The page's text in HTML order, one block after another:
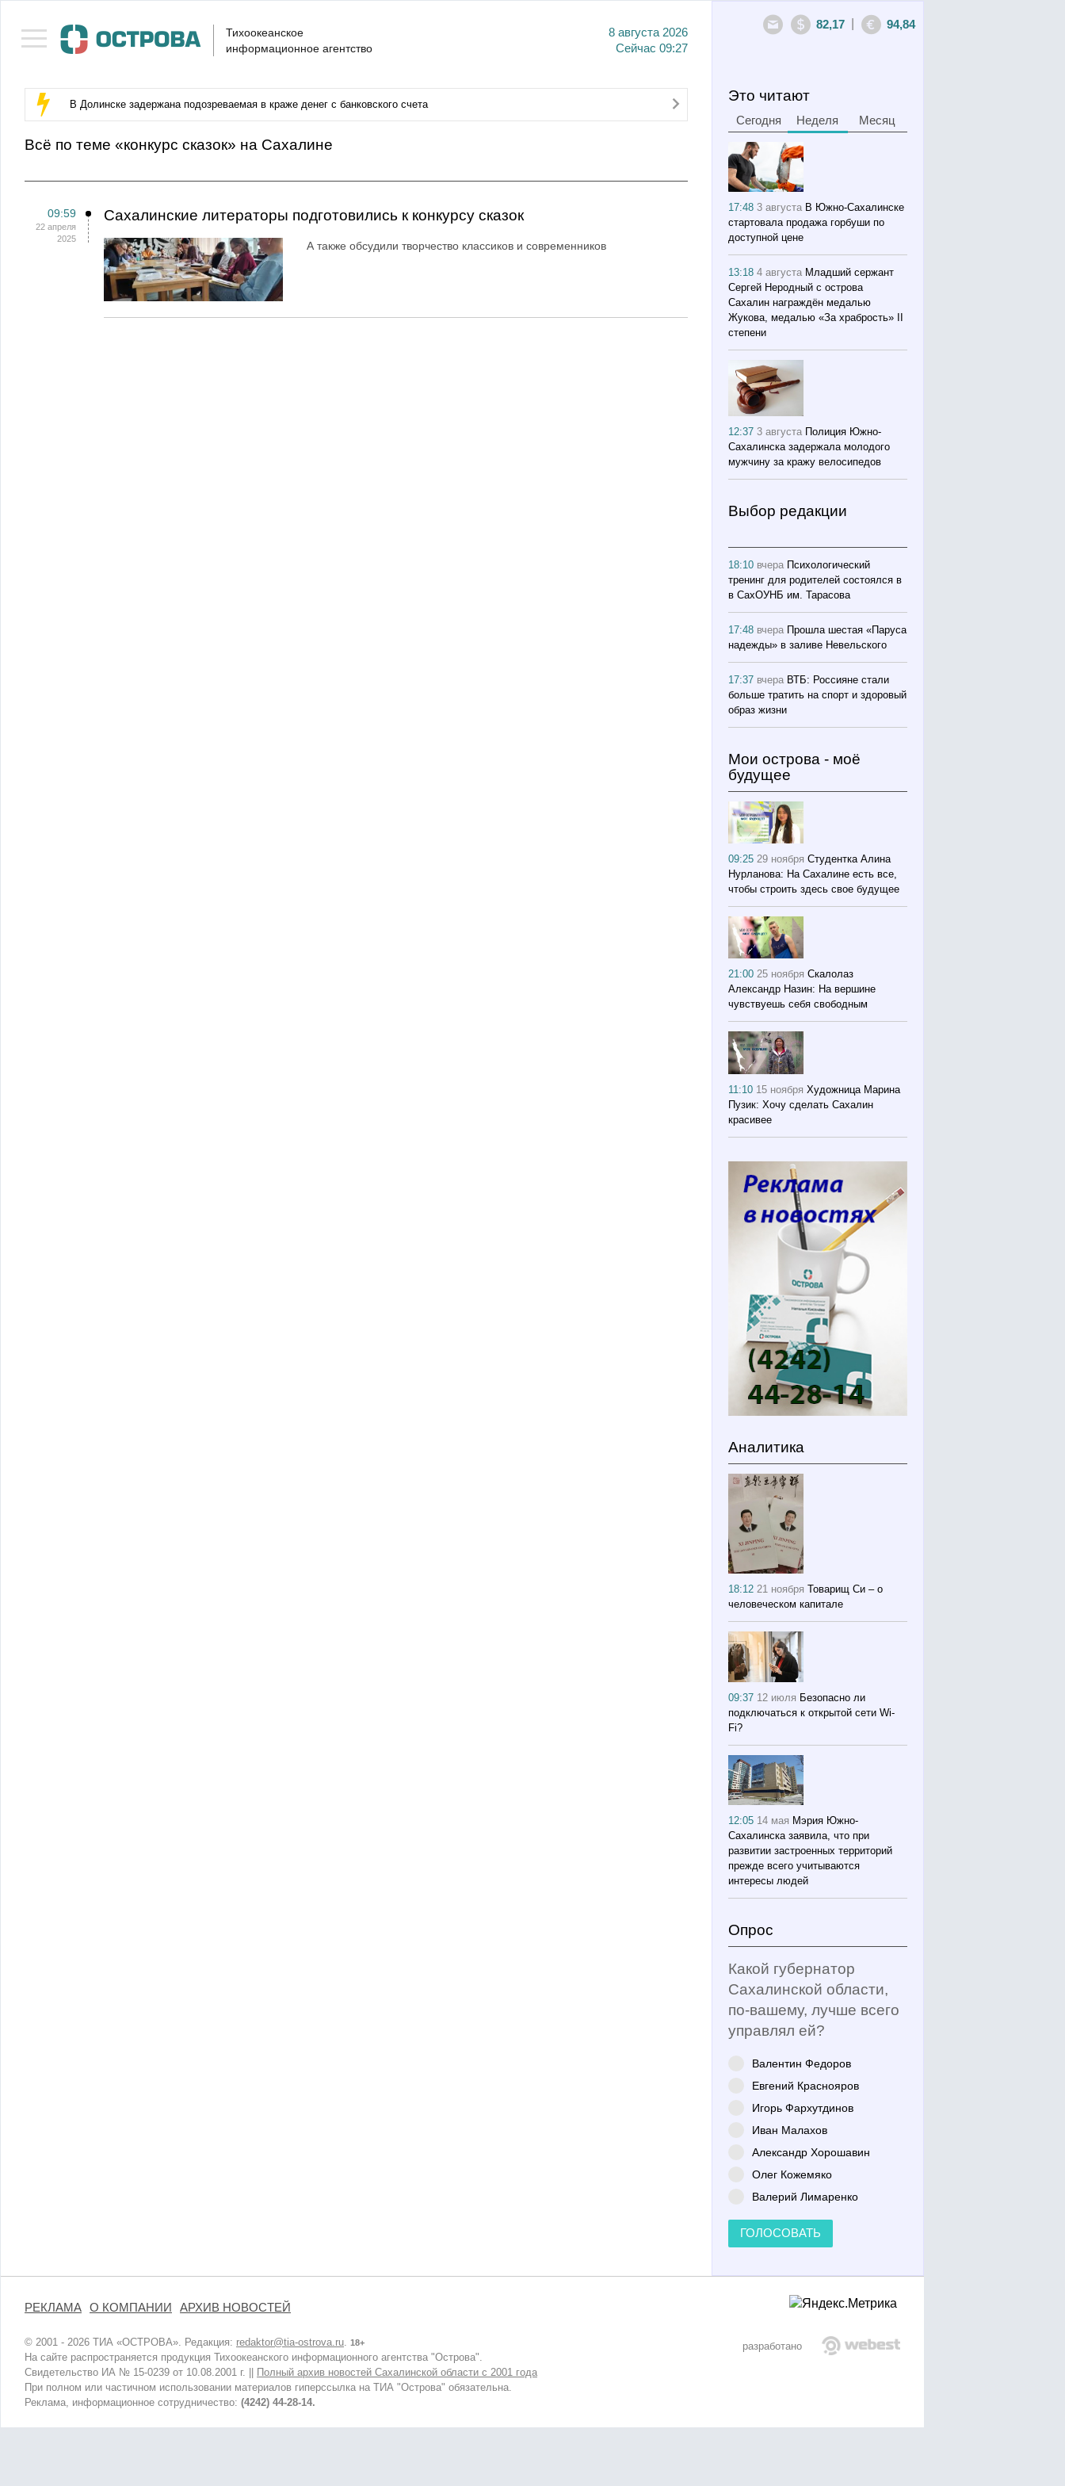
Тихоокеанское
информационное агентство
8 августа 2026
Сейчас 09:27
82,17 94,84
В Долинске задержана подозреваемая в краже денег с банковского счета
Всё по теме «конкурс сказок» на Сахалине
09:59
22 апреля
2025
Сахалинские литераторы подготовились к конкурсу сказок
А также обсудили творчество классиков и современников
Это читают
Сегодня Неделя Месяц
17:483 августа В Южно-Сахалинске
стартовала продажа горбуши по
доступной цене
13:184 августа Младший сержант
Сергей Неродный с острова
Сахалин награждён медалью
Жукова, медалью «За храбрость» II
степени
12:373 августа Полиция Южно-
Сахалинска задержала молодого
мужчину за кражу велосипедов
Выбор редакции
18:10 вчера Психологический
тренинг для родителей состоялся в
в СахОУНБ им. Тарасова
17:48 вчера Прошла шестая «Паруса
надежды» в заливе Невельского
17:37 вчера ВТБ: Россияне стали
больше тратить на спорт и здоровый
образ жизни
Мои острова - моё
будущее
09:2529 ноября Студентка Алина
Нурланова: На Сахалине есть все,
чтобы строить здесь свое будущее
21:0025 ноября Скалолаз
Александр Назин: На вершине
чувствуешь себя свободным
11:10 15 ноября Художница Марина
Пузик: Хочу сделать Сахалин
красивее
Аналитика
18:1221 ноября Товарищ Си – о
человеческом капитале
09:37 12 июля Безопасно ли
подключаться к открытой сети Wi-
Fi?
12:05 14 мая Мэрия Южно-
Сахалинска заявила, что при
развитии застроенных территорий
прежде всего учитываются
интересы людей
Опрос
Какой губернатор
Сахалинской области,
по-вашему, лучше всего
управлял ей?
Валентин Федоров
Евгений Краснояров
Игорь Фархутдинов
Иван Малахов
Александр Хорошавин
Олег Кожемяко
Валерий Лимаренко
ГОЛОСОВАТЬ
РЕКЛАМА О КОМПАНИИ АРХИВ НОВОСТЕЙ
© 2001 - 2026 ТИА «ОСТРОВА». Редакция: redaktor@tia-ostrova.ru 18+
На сайте распространяется продукция Тихоокеанского информационного агентства "Острова".
Свидетельство ИА № 15-0239 от 10.08.2001 г. ||
Полный архив новостей Сахалинской области с 2001 года
При полном или частичном использовании материалов гиперссылка на ТИА "Острова" обязательна.
Реклама, информационное сотрудничество: (4242) 44-28-14.
разработано